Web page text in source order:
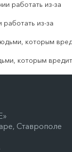
работать из-за
которым вредит
Ставрополе